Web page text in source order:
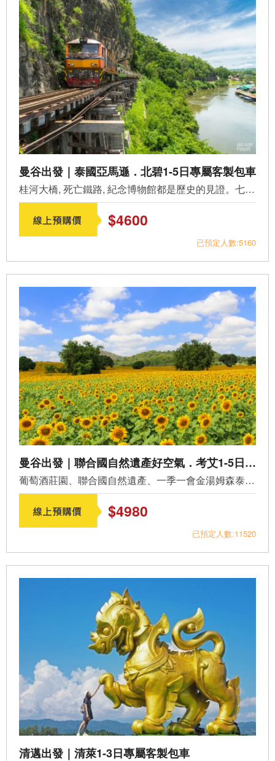
曼谷出發｜泰國亞馬遜．北碧1-5日專屬客製包車
​桂河大橋, 死亡鐵路, 紀念博物館都是歷史的見證。七層瀑布...
$4600
已預定人數:5160
曼谷出發｜聯合國自然遺產好空氣．考艾1-5日專屬客製包車
葡萄酒莊園、聯合國自然遺產、一季一會金湯姆森泰絲農場、每...
$4980
已預定人數:11520
清邁出發｜清萊1-3日專屬客製包車